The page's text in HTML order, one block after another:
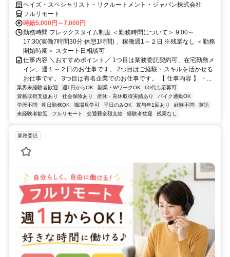
イン／週1～2日勤務】IFRSアドバイザー
ヘイズ・スペシャリスト・リクルートメント・ジャパン株式会社
フルリモート
時給5,000円～7,000円
勤務時間 フレックスタイム制度 ＜勤務時間について＞ 9:00～
17:30(実働7時間30分 休憩1時間) 、稼働週1～２日 ※残業なし ＜勤務
開始時期＞ スタート日相談可
仕事内容 ＼おすすめポイント／ 1つ目は業務委託契約可、在宅勤務メ
イン、週１～２日のお仕事です。 2つ目はご経験・スキルを活かせる
お仕事です。 3つ目は有名企業でのお仕事です。 【 仕事内容 】 ・...
業界未経験者歓迎 週1日からOK 副業・WワークOK
60代も応募可
資格取得支援あり
社会保険あり 産休・育休取得実績あり
バイク通勤OK
学歴不問
即日勤務OK 職場見学可 平日のみOK 賞与年1回あり 経験不問
英語
未経験者歓迎
フルリモート 交通費全額支給 経験者歓迎 残業なし
業務委託